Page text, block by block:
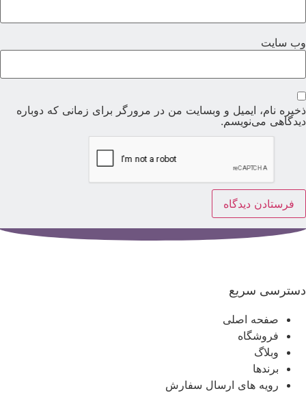
وب‌ سایت
ذخیره نام، ایمیل و وبسایت من در مرورگر برای زمانی که دوباره
دیدگاهی می‌نویسم.
دسترسی سریع
صفحه اصلی
فروشگاه
وبلاگ
برندها
رویه های ارسال سفارش